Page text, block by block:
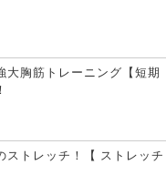
大胸筋トレーニング【短期
ストレッチ！【 ストレッチ